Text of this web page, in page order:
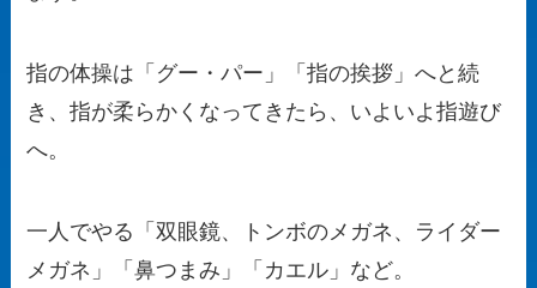
指の体操は「グー・パー」「指の挨拶」へと続
き、指が柔らかくなってきたら、いよいよ指遊び
へ。
一人でやる「双眼鏡、トンボのメガネ、ライダー
メガネ」「鼻つまみ」「カエル」など。